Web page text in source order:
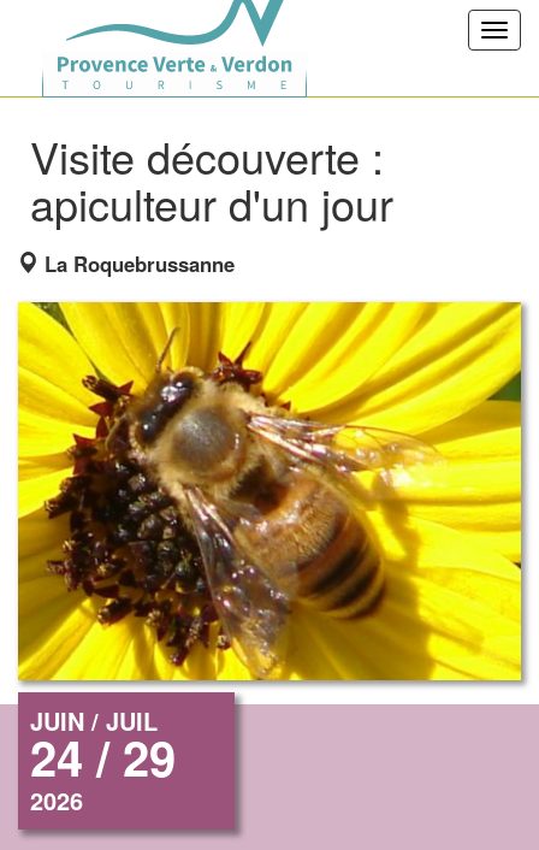
Visite découverte :
apiculteur d'un jour
La Roquebrussanne
JUIN / JUIL
24 / 29
2026